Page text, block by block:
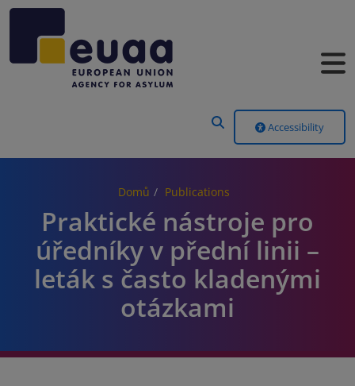
Accessibility
Domů Publications
Praktické nástroje pro
úředníky v přední linii –
leták s často kladenými
otázkami